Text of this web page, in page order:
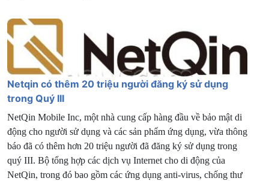
Netqin có thêm 20 triệu người đăng ký sử dụng
trong Quý III
NetQin Mobile Inc, một nhà cung cấp hàng đầu về bảo mật di
động cho người sử dụng và các sản phẩm ứng dụng, vừa thông
báo đã có thêm hơn 20 triệu người đã đăng ký sử dụng trong
quý III. Bộ tổng hợp các dịch vụ Internet cho di động của
NetQin, trong đó bao gồm các ứng dụng anti-virus, chống thư